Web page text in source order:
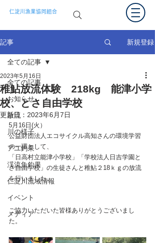
仁淀川漁業協同組合
記事 新規登録
全ての記事
お知らせ
放流
川の様子
アユ釣果
渓流魚釣果
仁淀川流域情報
イベント
メディア
全ての記事
稚鮎放流体験 218kg 能津小学
校、とさ自由学校
2023年5月16日
更新日： 2023年6月7日
5月16日(火）
公益財団法人エコサイクル高知さんの環境学習
の一環として、
「日高村立能津小学校」「学校法人日吉学園と
さ自由学校」の生徒さんと稚鮎２18ｋｇの放流
を行いました。
ご協力いただいた皆様ありがとうございまし
た。